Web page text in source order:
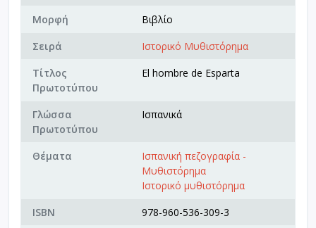
Μορφή
Βιβλίο
Σειρά
Ιστορικό Μυθιστόρημα
Τίτλος
Πρωτοτύπου
El hombre de Esparta
Γλώσσα
Πρωτοτύπου
Ισπανικά
Θέματα
Ισπανική πεζογραφία -
Μυθιστόρημα
Ιστορικό μυθιστόρημα
ISBN
978-960-536-309-3